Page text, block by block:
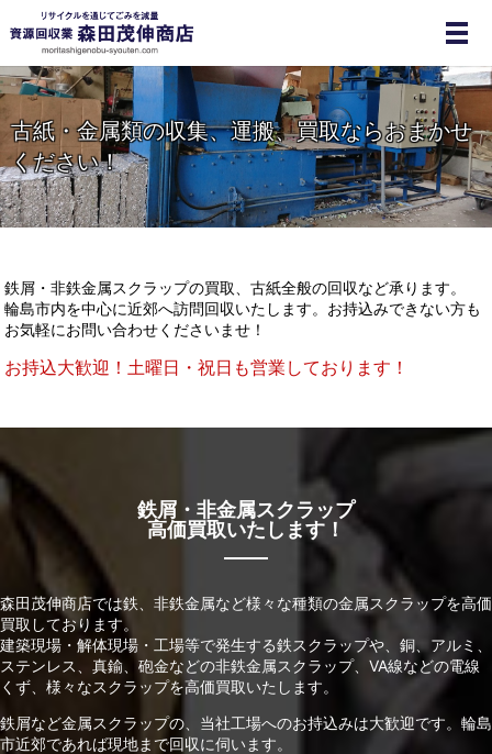
古紙・金属類の収集、運搬、買取ならおまかせ
ください！
鉄屑・非鉄金属スクラップの買取、古紙全般の回収など承ります。
輪島市内を中心に近郊へ訪問回収いたします。お持込みできない方も
お気軽にお問い合わせくださいませ！
お持込大歓迎！土曜日・祝日も営業しております！
鉄屑・非金属スクラップ
高価買取いたします！
森田茂伸商店では鉄、非鉄金属など様々な種類の金属スクラップを高価
買取しております。
建築現場・解体現場・工場等で発生する鉄スクラップや、銅、アルミ、
ステンレス、真鍮、砲金などの非鉄金属スクラップ、 VA線などの電線
くず、様々なスクラップを高価買取いたします。
鉄屑など金属スクラップの、当社工場へのお持込みは大歓迎です。輪島
市近郊であれば現地まで回収に伺います。